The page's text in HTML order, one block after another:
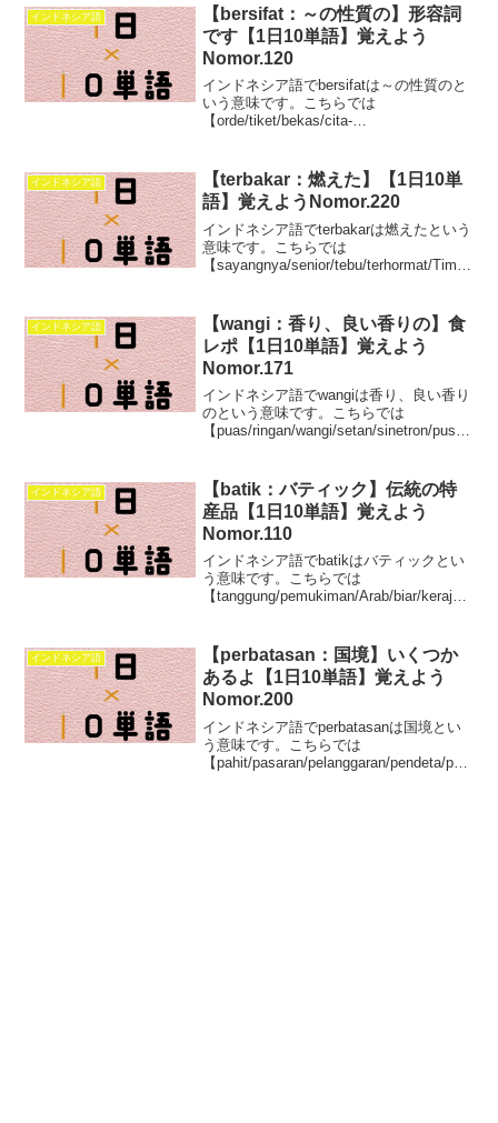
インドネシア語
【bersifat：～の性質の】形容詞
です【1日10単語】覚えよう
Nomor.120
インドネシア語でbersifatは～の性質のと
いう意味です。こちらでは
【orde/tiket/bekas/cita-
インドネシア語
【terbakar：燃えた】【1日10単
語】覚えようNomor.220
インドネシア語でterbakarは燃えたという
意味です。こちらでは
【sayangnya/senior/tebu/terhormat/Timti
インドネシア語
【wangi：香り、良い香りの】食
レポ【1日10単語】覚えよう
Nomor.171
インドネシア語でwangiは香り、良い香り
のという意味です。こちらでは
【puas/ringan/wangi/setan/sinetron/pusin
インドネシア語
【batik：バティック】伝統の特
産品【1日10単語】覚えよう
Nomor.110
インドネシア語でbatikはバティックとい
う意味です。こちらでは
【tanggung/pemukiman/Arab/biar/kerajaa
インドネシア語
【perbatasan：国境】いくつか
あるよ【1日10単語】覚えよう
Nomor.200
インドネシア語でperbatasanは国境とい
う意味です。こちらでは
【pahit/pasaran/pelanggaran/pendeta/pen